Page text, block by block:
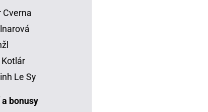
Cverna
Le Sy
bonusy